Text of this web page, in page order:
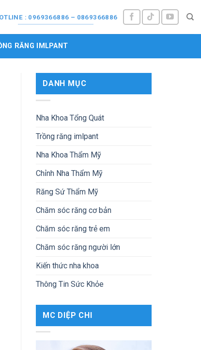
: 0969366886 – 0869366886
RĂNG IMLPANT
DANH MỤC
Nha Khoa Tổng Quát
Trồng răng imlpant
Nha Khoa Thẩm Mỹ
Chỉnh Nha Thẩm Mỹ
Răng Sứ Thẩm Mỹ
Chăm sóc răng cơ bản
Chăm sóc răng trẻ em
Chăm sóc răng người lớn
Kiến thức nha khoa
Thông Tin Sức Khỏe
MC DIỆP CHI